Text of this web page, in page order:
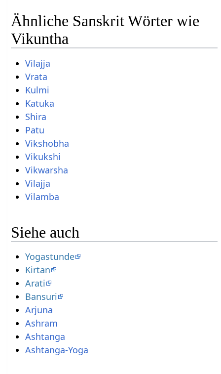
Ähnliche Sanskrit Wörter wie
Vikuntha
Vilajja
Vrata
Kulmi
Katuka
Shira
Patu
Vikshobha
Vikukshi
Vikwarsha
Vilajja
Vilamba
Siehe auch
Yogastunde
Kirtan
Arati
Bansuri
Arjuna
Ashram
Ashtanga
Ashtanga-Yoga